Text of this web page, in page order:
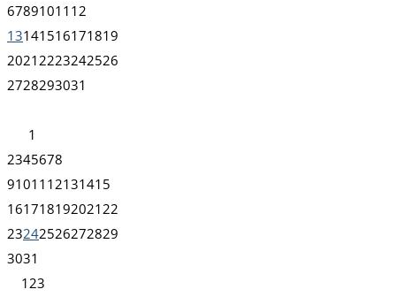
67891011 12
13141516171819
2021 2223242526
2728293031
1
2345678
91011 12131415
161718192021 22
23242526272829
3031
1 23